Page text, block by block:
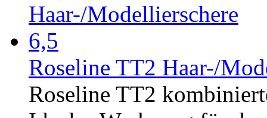
Roseline TT2 Haar-/
Roseline TT2